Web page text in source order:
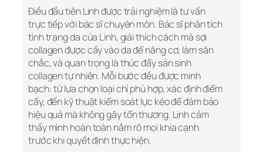
Điều đầu tiên Linh được trải nghiệm là tư vấn
trực tiếp với bác sĩ chuyên môn. Bác sĩ phân tích
tình trạng da của Linh, giải thích cách mà sợi
collagen được cấy vào da để nâng cơ, làm săn
chắc, và quan trọng là thúc đẩy sản sinh
collagen tự nhiên. Mỗi bước đều được minh
bạch: từ lựa chọn loại chỉ phù hợp, xác định điểm
cấy, đến kỹ thuật kiểm soát lực kéo để đảm bảo
hiệu quả mà không gây tổn thương. Linh cảm
thấy mình hoàn toàn nắm rõ mọi khía cạnh
trước khi quyết định thực hiện.